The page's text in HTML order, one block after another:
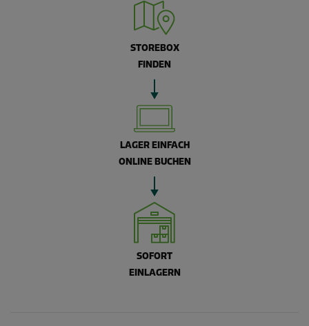
STOREBOX
FINDEN
LAGER EINFACH
ONLINE BUCHEN
SOFORT
EINLAGERN